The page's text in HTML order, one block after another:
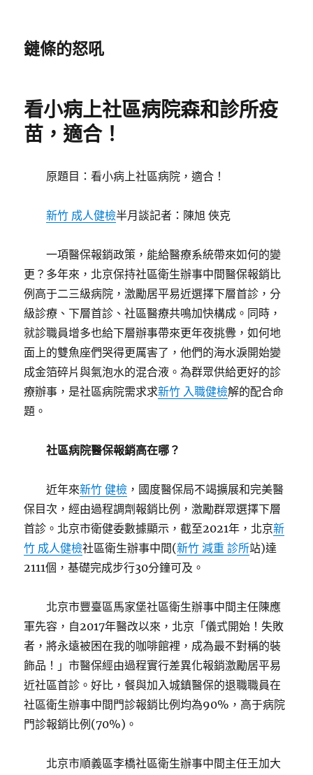
鏈條的怒吼
看小病上社區病院森和診所疫
苗，適合！
原題目：看小病上社區病院，適合！
新竹 成人健檢半月談記者：陳旭 俠克
一項醫保報銷政策，能給醫療系統帶來如何的變
更？多年來，北京保持社區衛生辦事中間醫保報銷比
例高于二三級病院，激勵居平易近選擇下層首診，分
級診療、下層首診、社區醫療共鳴加快構成。同時，
就診職員增多也給下層辦事帶來更年夜挑釁，如何地
面上的雙魚座們哭得更厲害了，他們的海水淚開始變
成金箔碎片與氣泡水的混合液。為群眾供給更好的診
療辦事，是社區病院需求求新竹 入職健檢解的配合命
題。
社區病院醫保報銷高在哪？
近年來新竹 健檢 ，國度醫保局不竭擴展和完美醫
保目次，經由過程調劑報銷比例，激勵群眾選擇下層
首診。北京市衛健委數據顯示，截至2021年，北京新
竹 成人健檢社區衛生辦事中間(新竹 減重 診所站)達
2111個，基礎完成步行30分鐘可及。
北京市豐臺區馬家堡社區衛生辦事中間主任陳應
軍先容，自2017年醫改以來，北京「儀式開始！失敗
者，將永遠被困在我的咖啡館裡，成為最不對稱的裝
飾品！」市醫保經由過程實行差異化報銷激勵居平易
近社區首診。好比，餐與加入城鎮醫保的退職職員在
社區衛生辦事中間門診報銷比例均為90%，高于病院
門診報銷比例(70%)。
北京市順義區李橋社區衛生辦事中間主任王加大